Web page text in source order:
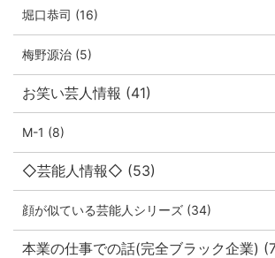
堀口恭司 (16)
梅野源治 (5)
お笑い芸人情報 (41)
M-1 (8)
◇芸能人情報◇ (53)
顔が似ている芸能人シリーズ (34)
本業の仕事での話(完全ブラック企業)